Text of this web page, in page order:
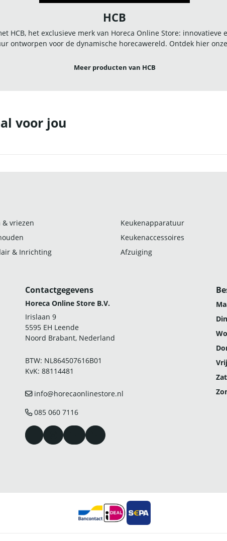
HCB
HCB, het exclusieve merk van Horeca Online Store: innovatieve
ontworpen voor de dynamische horecawereld. Ontdek hier
Meer producten van HCB
voor jou
& vriezen
Keukenapparatuur
Keukenaccessoires
& Inrichting Afzuiging
Contactgegevens
Horeca Online Store B.V.
Irislaan 9
5595 EH Leende
Noord Brabant, Nederland
BTW: NL864507616B01
KvK: 88114481
info@horecaonlinestore.nl
085 060 7116